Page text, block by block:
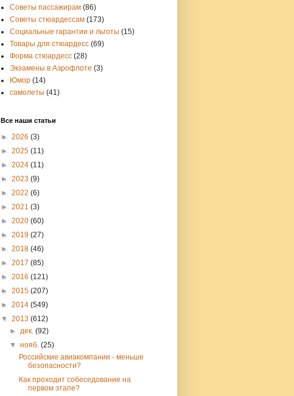
Советы пассажирам (86)
Советы стюардессам (173)
Социальные гарантии и льготы (15)
Товары для стюардесс (69)
Форма стюардесс (28)
Экзамены в Аэрофлоте (3)
Юмор (14)
самолеты (41)
Все наши статьи
► 2026 (3)
► 2025 (11)
► 2024 (11)
► 2023 (9)
► 2022 (6)
► 2021 (3)
► 2020 (60)
► 2019 (27)
► 2018 (46)
► 2017 (85)
► 2016 (121)
► 2015 (207)
► 2014 (549)
▼ 2013 (612)
►дек.(92)
▼нояб.(25)
Российские авиакомпании - меньше
безопасности?
Как проходит собеседование на
первом этапе?